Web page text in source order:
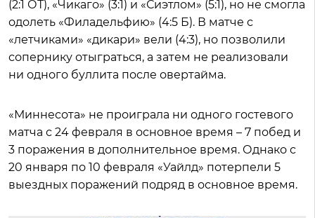
(2:1 ОТ), «Чикаго» (3:1) и «Сиэтлом» (5:1), но не смогла
одолеть «Филадельфию» (4:5 Б). В матче с
«летчиками» «дикари» вели (4:3), но позволили
сопернику отыграться, а затем не реализовали
ни одного буллита после овертайма.
«Миннесота» не проиграла ни одного гостевого
матча с 24 февраля в основное время – 7 побед и
3 поражения в дополнительное время. Однако с
20 января по 10 февраля «Уайлд» потерпели 5
выездных поражений подряд в основное время.